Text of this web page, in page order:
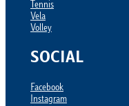
Tennis
Vela
Volley
SOCIAL
Facebook
Instagram